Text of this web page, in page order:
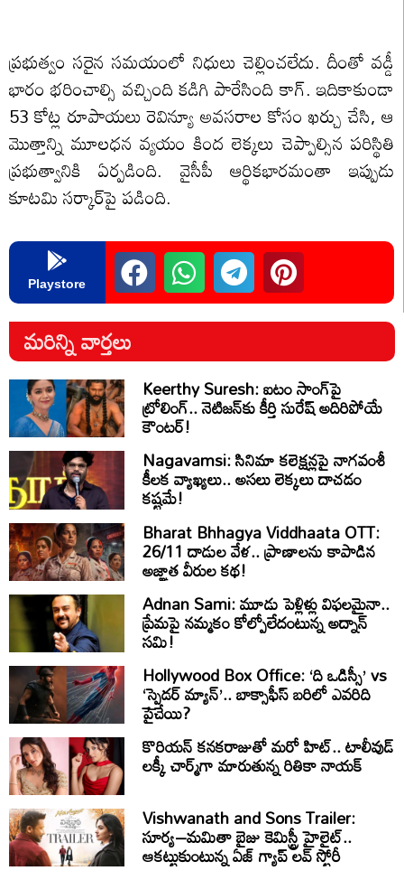
ప్రభుత్వం సరైన సమయంలో నిధులు చెల్లించలేదు. దీంతో వడ్డీ
భారం భరించాల్సి వచ్చింది కడిగి పారేసింది కాగ్. ఇదికాకుండా
53 కోట్ల రూపాయలు రెవిన్యూ అవసరాల కోసం ఖర్చు చేసి, ఆ
మొత్తాన్ని మూలధన వ్యయం కింద లెక్కలు చెప్పాల్సిన పరిస్థితి
ప్రభుత్వానికి ఏర్పడింది. వైసీపీ ఆర్థికభారమంతా ఇప్పుడు
కూటమి సర్కార్‌పై పడింది.
Playstore
మరిన్ని వార్తలు
Keerthy Suresh: ఐటం సాంగ్‌పై
ట్రోలింగ్.. నెటిజన్‌కు కీర్తి సురేష్ అదిరిపోయే
కౌంటర్!
Nagavamsi: సినిమా కలెక్షన్లపై నాగవంశీ
కీలక వ్యాఖ్యలు.. అసలు లెక్కలు దాచడం
కష్టమే!
Bharat Bhhagya Viddhaata OTT:
26/11 దాడుల వేళ.. ప్రాణాలను కాపాడిన
అజ్ఞాత వీరుల కథ!
Adnan Sami: మూడు పెళ్లిళ్లు విఫలమైనా..
ప్రేమపై నమ్మకం కోల్పోలేదంటున్న అద్నాన్
సమి!
Hollywood Box Office: ‘ది ఒడిస్సీ’ vs
‘స్పైడర్ మ్యాన్’.. బాక్సాఫీస్ బరిలో ఎవరిది
పైచేయి?
కొరియన్ కనకరాజుతో మరో హిట్.. టాలీవుడ్
లక్కీ చార్మ్‌గా మారుతున్న రితికా నాయక్
Vishwanath and Sons Trailer:
సూర్య–మమితా బైజు కెమిస్ట్రీ హైలైట్..
ఆకట్టుకుంటున్న ఏజ్ గ్యాప్ లవ్ స్టోరీ